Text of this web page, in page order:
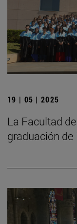
19 | 05 | 2025
La Facultad
graduación